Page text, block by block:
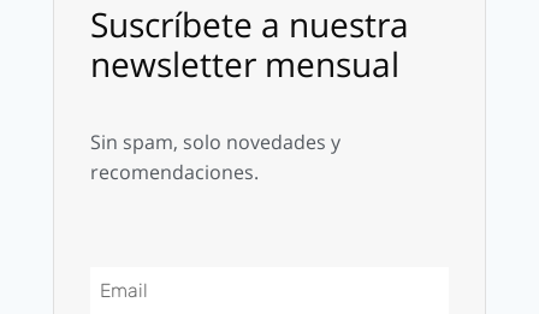
Suscríbete a nuestra
newsletter mensual
Sin spam, solo novedades y
recomendaciones.